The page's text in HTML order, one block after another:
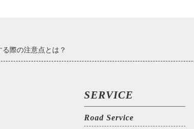
際の注意点とは？
SERVICE
Road Service